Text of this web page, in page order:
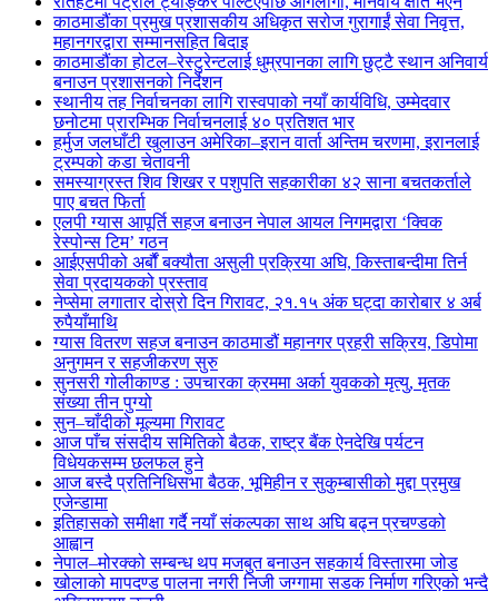
काठमाडौंका प्रमुख प्रशासकीय अधिकृत सरोज गुरागाईं सेवा निवृत्त,
महानगरद्वारा सम्मानसहित बिदाइ
काठमाडौंका होटल–रेस्टुरेन्टलाई धुम्रपानका लागि छुट्टै स्थान अनिवार्य
बनाउन प्रशासनको निर्देशन
स्थानीय तह निर्वाचनका लागि रास्वपाको नयाँ कार्यविधि, उम्मेदवार
छनोटमा प्रारम्भिक निर्वाचनलाई ४० प्रतिशत भार
हर्मुज जलघाँटी खुलाउन अमेरिका–इरान वार्ता अन्तिम चरणमा, इरानलाई
ट्रम्पको कडा चेतावनी
समस्याग्रस्त शिव शिखर र पशुपति सहकारीका ४२ साना बचतकर्ताले
पाए बचत फिर्ता
एलपी ग्यास आपूर्ति सहज बनाउन नेपाल आयल निगमद्वारा ‘क्विक
रेस्पोन्स टिम’ गठन
आईएसपीको अर्बौं बक्यौता असुली प्रक्रिया अघि, किस्ताबन्दीमा तिर्न
सेवा प्रदायकको प्रस्ताव
नेप्सेमा लगातार दोस्रो दिन गिरावट, २१.१५ अंक घट्दा कारोबार ४ अर्ब
रुपैयाँमाथि
ग्यास वितरण सहज बनाउन काठमाडौं महानगर प्रहरी सक्रिय, डिपोमा
अनुगमन र सहजीकरण सुरु
सुनसरी गोलीकाण्ड : उपचारका क्रममा अर्का युवकको मृत्यु, मृतक
संख्या तीन पुग्यो
सुन–चाँदीको मूल्यमा गिरावट
आज पाँच संसदीय समितिको बैठक, राष्ट्र बैंक ऐनदेखि पर्यटन
विधेयकसम्म छलफल हुने
आज बस्दै प्रतिनिधिसभा बैठक, भूमिहीन र सुकुम्बासीको मुद्दा प्रमुख
एजेन्डामा
इतिहासको समीक्षा गर्दै नयाँ संकल्पका साथ अघि बढ्न प्रचण्डको
आह्वान
नेपाल–मोरक्को सम्बन्ध थप मजबुत बनाउन सहकार्य विस्तारमा जोड
खोलाको मापदण्ड पालना नगरी निजी जग्गामा सडक निर्माण गरिएको भन्दै